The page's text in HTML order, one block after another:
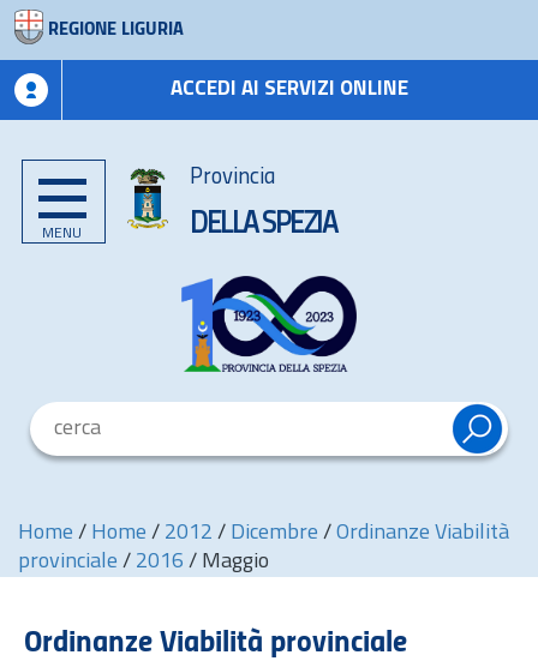
REGIONE LIGURIA
ACCEDI AI SERVIZI ONLINE
MENU
Provincia
DELLA SPEZIA
Home / Home / 2012 / Dicembre / Ordinanze Viabilità
provinciale / 2016 / Maggio
Ordinanze Viabilità provinciale